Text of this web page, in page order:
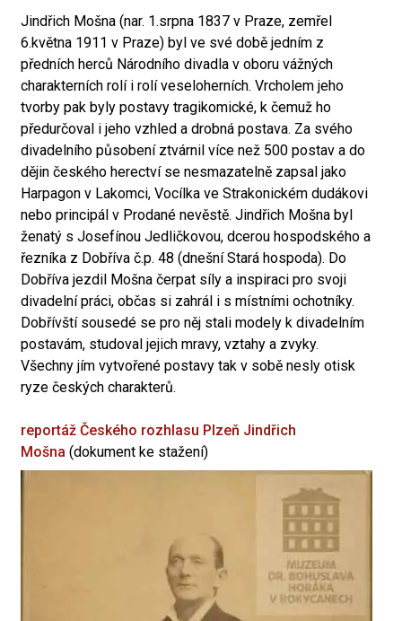
Jindřich Mošna (nar. 1.srpna 1837 v Praze, zemřel
6.května 1911 v Praze) byl ve své době jedním z
předních herců Národního divadla v oboru vážných
charakterních rolí i rolí veseloherních. Vrcholem jeho
tvorby pak byly postavy tragikomické, k čemuž ho
předurčoval i jeho vzhled a drobná postava. Za svého
divadelního působení ztvárnil více než 500 postav a do
dějin českého herectví se nesmazatelně zapsal jako
Harpagon v Lakomci, Vocílka ve Strakonickém dudákovi
nebo principál v Prodané nevěstě. Jindřich Mošna byl
ženatý s Josefínou Jedličkovou, dcerou hospodského a
řezníka z Dobříva č.p. 48 (dnešní Stará hospoda). Do
Dobříva jezdil Mošna čerpat síly a inspiraci pro svoji
divadelní práci, občas si zahrál i s místními ochotníky.
Dobřívští sousedé se pro něj stali modely k divadelním
postavám, studoval jejich mravy, vztahy a zvyky.
Všechny jím vytvořené postavy tak v sobě nesly otisk
ryze českých charakterů.
reportáž Českého rozhlasu Plzeň Jindřich
Mošna (dokument ke stažení)